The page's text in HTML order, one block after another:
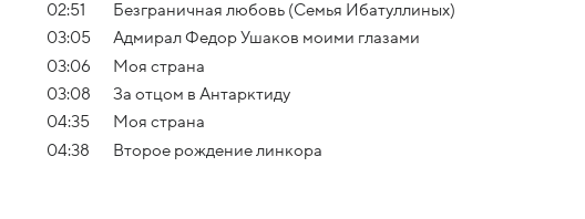
02:51
Безграничная любовь (Семья Ибатуллиных)
03:05
Адмирал Федор Ушаков моими глазами
03:06
Моя страна
03:08
За отцом в Антарктиду
04:35
Моя страна
04:38
Второе рождение линкора